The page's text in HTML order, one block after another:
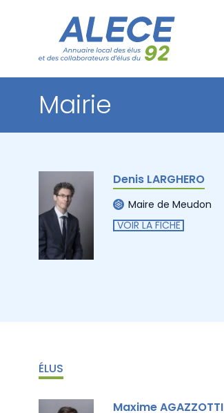
Mairie
Denis LARGHERO
Maire de Meudon
VOIR LA FICHE
ÉLUS
Maxime AGAZZOTTI